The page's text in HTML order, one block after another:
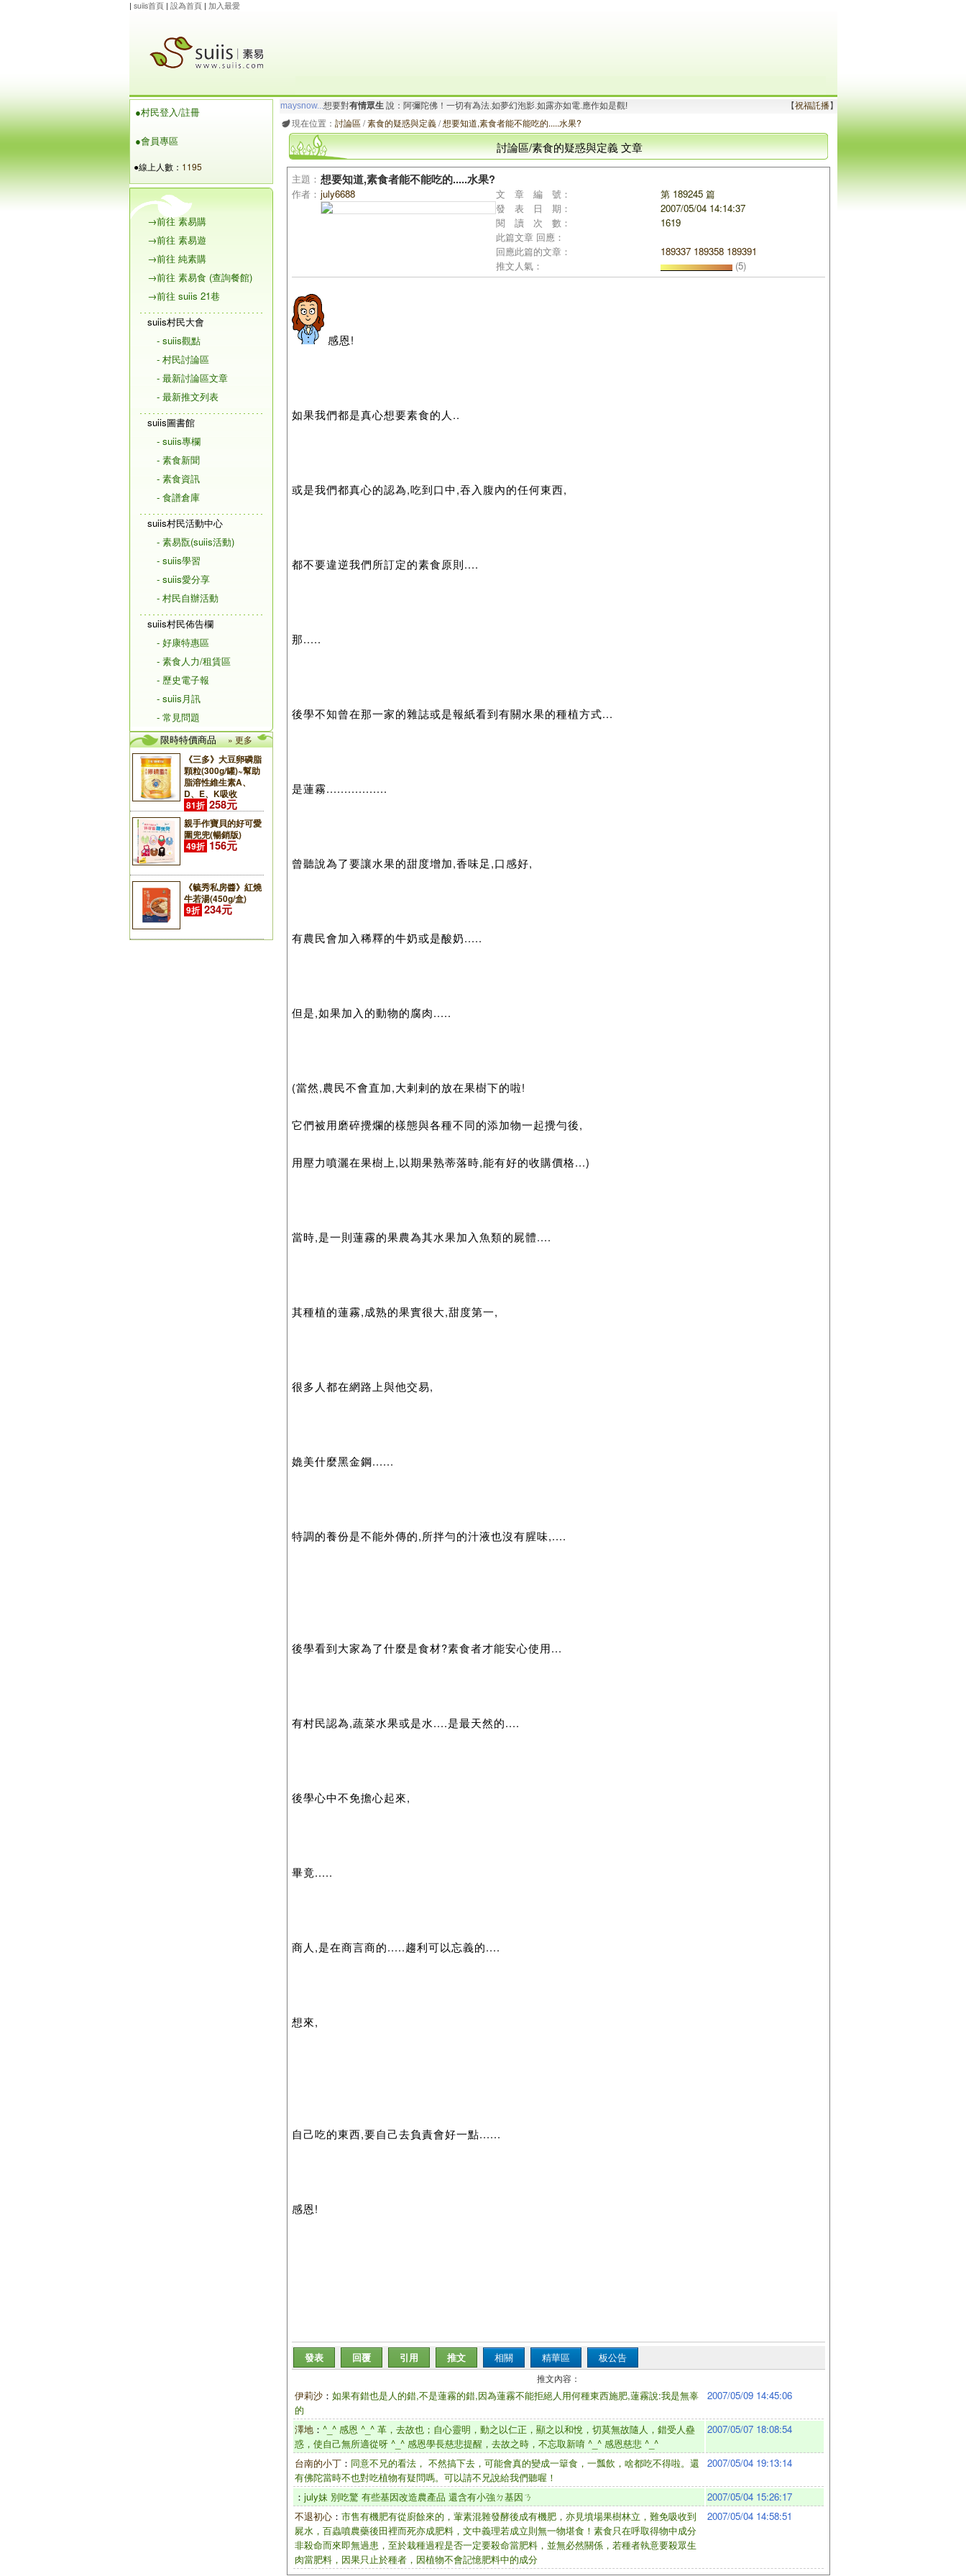
| suiis首頁| 設為首頁| 加入最愛
●村民登入/註冊
●會員專區
●線上人數： 1195
→前往 素易購
→前往 素易遊
→前往 純素購
→前往 素易食 (查詢餐館)
→前往 suiis 21巷
suiis村民大會
- suiis觀點
- 村民討論區
- 最新討論區文章
- 最新推文列表
suiis圖書館
- suiis專欄
- 素食新聞
- 素食資訊
- 食譜倉庫
suiis村民活動中心
- 素易翫(suiis活動)
- suiis學習
- suiis愛分享
- 村民自辦活動
suiis村民佈告欄
- 好康特惠區
- 素食人力/租賃區
- 歷史電子報
- suiis月訊
- 常見問題
限時特價商品
» 更多
《三多》大豆卵磷脂
顆粒(300g/罐)~幫助
脂溶性維生素A、
D、E、K吸收
81折 258元
親手作寶貝的好可愛
圍兜兜(暢銷版)
49折 156元
《毓秀私房醬》紅燒
牛若湯(450g/盒)
9折 234元
maysnow...想要對有情眾生說：阿彌陀佛！一切有為法.如夢幻泡影.如露亦如電.應作如是觀!
玲瓏虹想要對有情眾生說：南無大願地藏王菩薩！地獄未空.誓不成佛.眾生度盡.方證菩提! 【祝福託播】
現在位置： 討論區/素食的疑惑與定義/想要知道,素食者能不能吃的.....水果?
討論區/素食的疑惑與定義 文章
主題： 想要知道,素食者能不能吃的.....水果?
作者： july6688 文 章 編 號：
第 189245 篇
發 表 日 期：
2007/05/04 14:14:37
閱 讀 次 數：
1619
此篇文章 回應：
回應此篇的文章：
189337 189358 189391
推文人氣：
(5)
感恩!
如果我們都是真心想要素食的人..
或是我們都真心的認為,吃到口中,吞入腹內的任何東西,
都不要違逆我們所訂定的素食原則....
那.....
後學不知曾在那一家的雜誌或是報紙看到有關水果的種植方式...
是蓮霧.................
曾聽說為了要讓水果的甜度增加,香味足,口感好,
有農民會加入稀釋的牛奶或是酸奶.....
但是,如果加入的動物的腐肉.....
(當然,農民不會直加,大剌剌的放在果樹下的啦!
它們被用磨碎攪爛的樣態與各種不同的添加物一起攪勻後,
用壓力噴灑在果樹上,以期果熟蒂落時,能有好的收購價格...)
當時,是一則蓮霧的果農為其水果加入魚類的屍體....
其種植的蓮霧,成熟的果實很大,甜度第一,
很多人都在網路上與他交易,
嫓美什麼黑金鋼......
特調的養份是不能外傳的,所拌勻的汁液也沒有腥味,....
後學看到大家為了什麼是食材?素食者才能安心使用...
有村民認為,蔬菜水果或是水....是最天然的....
後學心中不免擔心起來,
畢竟.....
商人,是在商言商的.....趨利可以忘義的....
想來,
自己吃的東西,要自己去負責會好一點......
感恩!
發表 回覆 引用 推文 相關 精華區 板公告
推文內容：
伊莉沙： 如果有錯也是人的錯,不是蓮霧的錯,因為蓮霧不能拒絕人用何種東西施肥,蓮霧說:我是無辜
的
2007/05/09 14:45:06
澤地： ^_^ 感恩 ^_^ 革，去故也；自心靈明，動之以仁正，顯之以和悅，切莫無故隨人，錯受人蠱
惑，使自己無所適從呀 ^_^ 感恩學長慈悲提醒，去故之時，不忘取新唷 ^_^ 感恩慈悲 ^_^
2007/05/07 18:08:54
台南的小丁： 同意不兄的看法， 不然搞下去，可能會真的變成一簞食，一瓢飲，啥都吃不得啦。還
有佛陀當時不也對吃植物有疑問嗎。可以請不兄說給我們聽喔！
2007/05/04 19:13:14
： july妹 別吃驚 有些基因改造農產品 還含有小強ㄉ基因ㄋ
2007/05/04 15:26:17
不退初心： 市售有機肥有從廚餘來的，葷素混雜發酵後成有機肥，亦見墳場果樹林立，難免吸收到
屍水，百蟲噴農藥後田裡而死亦成肥料，文中義理若成立則無一物堪食！素食只在呼取得物中成分
非殺命而來即無過患，至於栽種過程是否一定要殺命當肥料，並無必然關係，若種者執意要殺眾生
肉當肥料，因果只止於種者，因植物不會記憶肥料中的成分
2007/05/04 14:58:51